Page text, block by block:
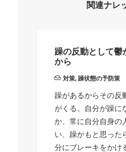
関連ナレ
躁の反動として鬱
から
対策, 躁状態の予防策
躁があるからその反
がくる。自分が躁に
か、常に自分自身の
い、躁かもと思った
分にブレーキをかけ